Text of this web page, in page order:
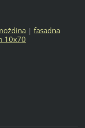
| fasadna
10x70